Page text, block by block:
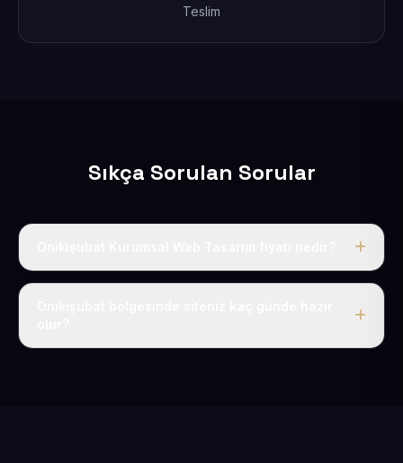
Teslim
Sıkça Sorulan Sorular
Tek fiyat uygulanır: yıllık 50 USD + KDV. Bu bedele alan